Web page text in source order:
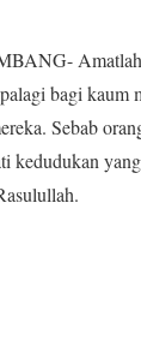
Amatlah
bagi kaum
Sebab
kedudukan